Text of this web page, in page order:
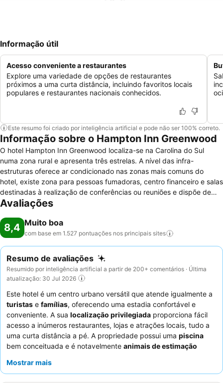
Informação útil
Acesso conveniente a restaurantes
Explore uma variedade de opções de restaurantes
próximos a uma curta distância, incluindo favoritos locais
populares e restaurantes nacionais conhecidos.
Este resumo foi criado por inteligência artificial e pode não ser 100% correto.
Informação sobre o Hampton Inn Greenwood
O hotel Hampton Inn Greenwood localiza-se na Carolina do Sul
numa zona rural e apresenta três estrelas. A nível das infra-
estruturas oferece ar condicionado nas zonas mais comuns do
hotel, existe zona para pessoas fumadoras, centro financeiro e salas
destinadas à realização de conferências ou reuniões e dispõe de
parque de estacionamento gratuito. Em relação a instalações de
hotel também apresenta alguns serviços especializados para
receber os seus hóspedes, como por exemplo a oferta de café da
manhã como cortesia aos seus hóspedes e estão preparados para
receber pessoas que necessitam de cadeira de rodas. O hotel tem
três andares em que estão distribuídos os seus quartos, todos
equipados com microondas, secador de cabelo, ferro e tábua de
acesso a internet sem fios de alta velocidade bem como a TV com
canais por satélite.
Avaliações
8,4 Muito boa
com base em 1.527 pontuações nos principais sites
Resumo de avaliações
Resumido por inteligência artificial a partir de 200+ comentários · Última
atualização: 30 Jul 2026
Este hotel é um centro urbano versátil que atende igualmente a
turistas e famílias, oferecendo uma estadia confortável e
conveniente. A sua localização privilegiada proporciona fácil
acesso a inúmeros restaurantes, lojas e atrações locais, tudo a
uma curta distância a pé. A propriedade possui uma piscina
bem conceituada e é notavelmente animais de estimação
hóspedes elogiam consistentemente o excecional
Mostrar mais